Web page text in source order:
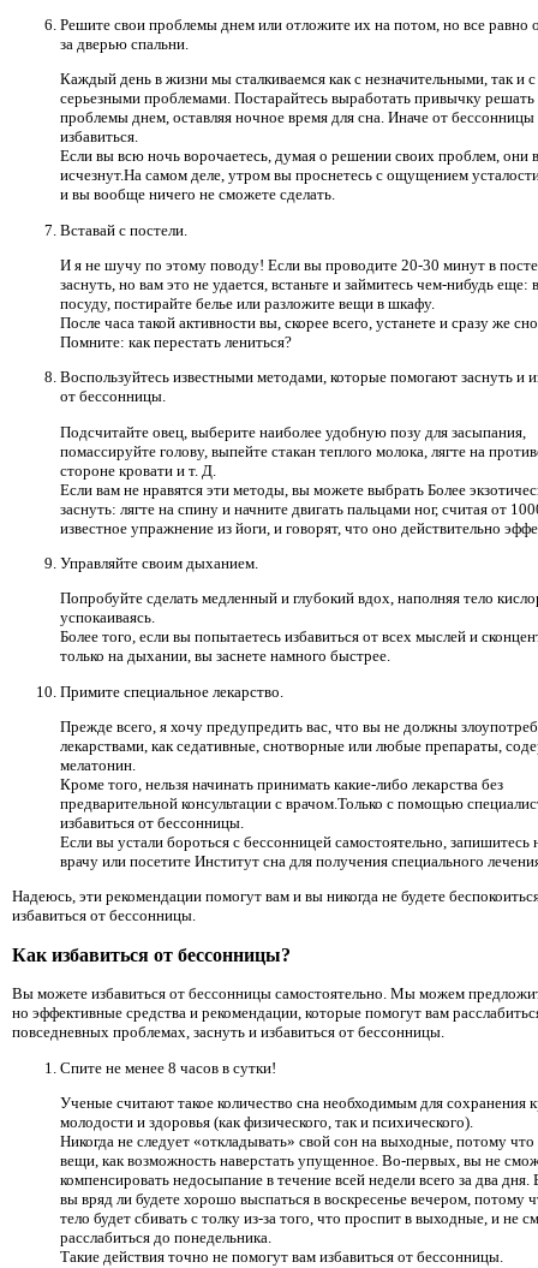
Решите свои проблемы днем ​​или отложите их на потом, но все равно
за дверью спальни.
Каждый день в жизни мы сталкиваемся как с незначительными, так и
серьезными проблемами. Постарайтесь выработать привычку решать
проблемы днем, оставляя ночное время для сна. Иначе от бессонницы
избавиться.
Если вы всю ночь ворочаетесь, думая о решении своих проблем, они
исчезнут.На самом деле, утром вы проснетесь с ощущением
и вы вообще ничего не сможете сделать.
Вставай с постели.
И я не шучу по этому поводу! Если вы проводите 20-30 минут в
заснуть, но вам это не удается, встаньте и займитесь чем-нибудь еще:
посуду, постирайте белье или разложите вещи в шкафу.
После часа такой активности вы, скорее всего, устанете и сразу же
Помните: как перестать лениться?
Воспользуйтесь известными методами, которые помогают заснуть и
от бессонницы.
Подсчитайте овец, выберите наиболее удобную позу для засыпания,
помассируйте голову, выпейте стакан теплого молока, лягте на
стороне кровати и т. Д.
Если вам не нравятся эти методы, вы можете выбрать Более
заснуть: лягте на спину и начните двигать пальцами ног, считая от
известное упражнение из йоги, и говорят, что оно действительно
Управляйте своим дыханием.
Попробуйте сделать медленный и глубокий вдох, наполняя тело
успокаиваясь.
Более того, если вы попытаетесь избавиться от всех мыслей и
только на дыхании, вы заснете намного быстрее.
Примите специальное лекарство.
Прежде всего, я хочу предупредить вас, что вы не должны
лекарствами, как седативные, снотворные или любые препараты,
мелатонин.
Кроме того, нельзя начинать принимать какие-либо лекарства без
предварительной консультации с врачом.Только с помощью
избавиться от бессонницы.
Если вы устали бороться с бессонницей самостоятельно, запишитесь
врачу или посетите Институт сна для получения специального
Надеюсь, эти рекомендации помогут вам и вы никогда не будете
избавиться от бессонницы.
Как избавиться от бессонницы?
Вы можете избавиться от бессонницы самостоятельно. Мы можем
но эффективные средства и рекомендации, которые помогут вам
повседневных проблемах, заснуть и избавиться от бессонницы.
Спите не менее 8 часов в сутки!
Ученые считают такое количество сна необходимым для сохранения
молодости и здоровья (как физического, так и психического).
Никогда не следует «откладывать» свой сон на выходные, потому что
вещи, как возможность наверстать упущенное. Во-первых, вы не
компенсировать недосыпание в течение всей недели всего за два
вы вряд ли будете хорошо выспаться в воскресенье вечером, потому
тело будет сбивать с толку из-за того, что проспит в выходные, и не
расслабиться до понедельника.
Такие действия точно не помогут вам избавиться от бессонницы.